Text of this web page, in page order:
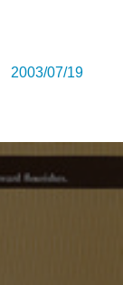
07/19